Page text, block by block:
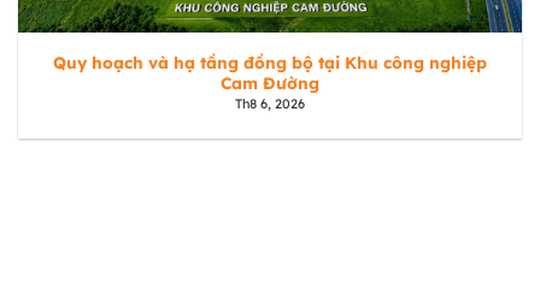
Quy hoạch và hạ tầng đồng bộ tại Khu công nghiệp
Cam Đường
Th8 6, 2026